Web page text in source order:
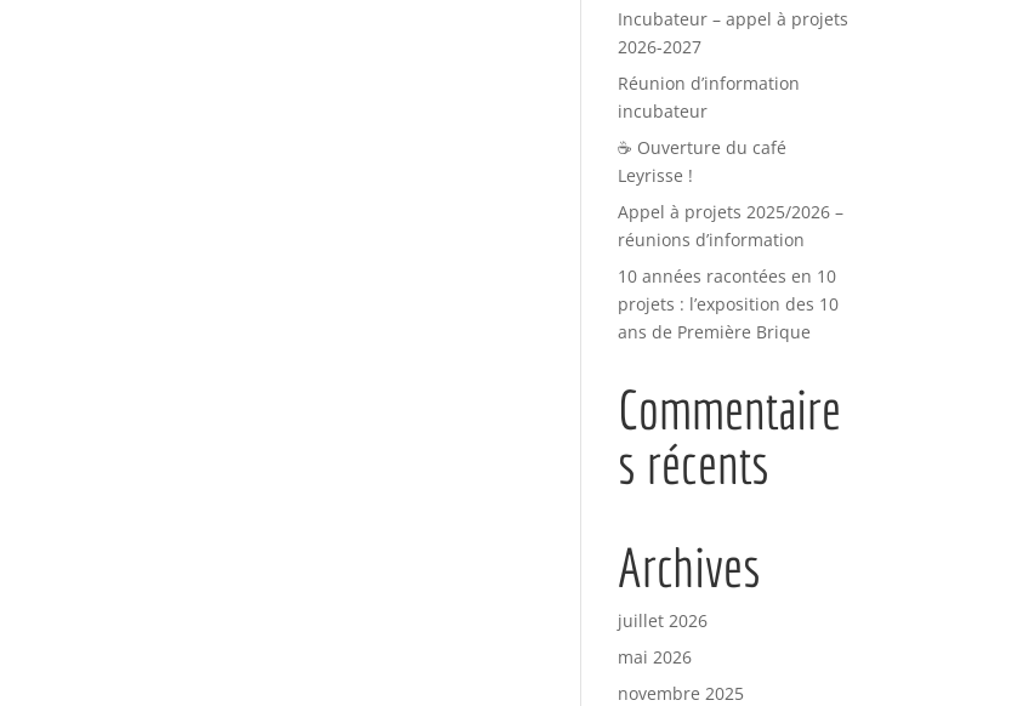
Incubateur – appel à projets
2026-2027
Réunion d’information
incubateur
☕ Ouverture du café
Leyrisse !
Appel à projets 2025/2026 –
réunions d’information
10 années racontées en 10
projets : l’exposition des 10
ans de Première Brique
Commentaire
s récents
Archives
juillet 2026
mai 2026
novembre 2025